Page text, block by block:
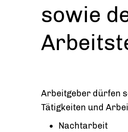
sowie
Arbeitgeber dürfen
Tätigkeiten und
Nachtarbeit